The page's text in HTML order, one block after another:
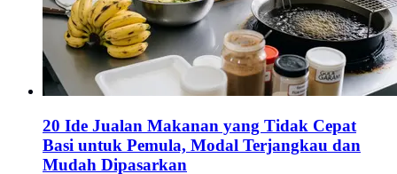
20 Ide Jualan Makanan yang Tidak Cepat
Basi untuk Pemula, Modal Terjangkau dan
Mudah Dipasarkan